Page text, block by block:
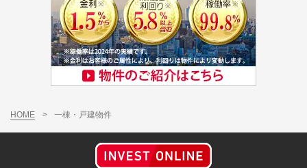
HOME > 一棟・戸建物件